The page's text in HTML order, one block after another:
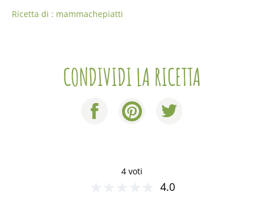
Ricetta di : mammachepiatti
CONDIVIDI LA RICETTA
4 voti
4.0